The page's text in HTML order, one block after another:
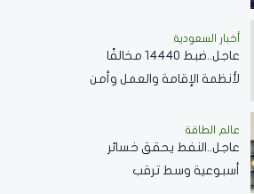
أخبار السعودية
عاجل..ضبط 14440 مخالفًا
لأنظمة الإقامة والعمل وأمن
عالم الطاقة
عاجل..النفط يحقق خسائر
أسبوعية وسط ترقب